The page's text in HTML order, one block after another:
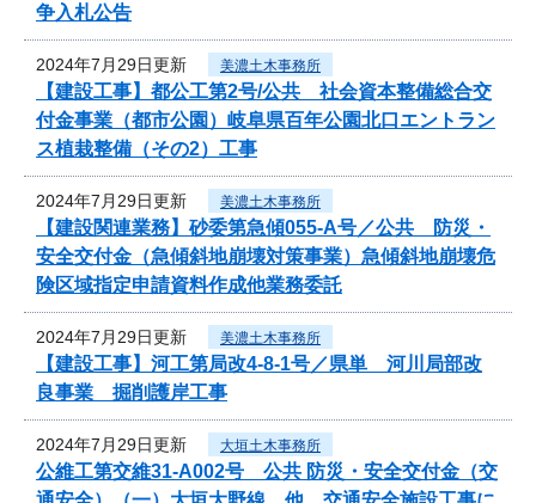
争入札公告
2024年7月29日更新 美濃土木事務所
【建設工事】都公工第2号/公共 社会資本整備総合交
付金事業（都市公園）岐阜県百年公園北口エントラン
ス植栽整備（その2）工事
2024年7月29日更新 美濃土木事務所
【建設関連業務】砂委第急傾055-A号／公共 防災・
安全交付金（急傾斜地崩壊対策事業）急傾斜地崩壊危
険区域指定申請資料作成他業務委託
2024年7月29日更新 美濃土木事務所
【建設工事】河工第局改4-8-1号／県単 河川局部改
良事業 掘削護岸工事
2024年7月29日更新 大垣土木事務所
公維工第交維31-A002号 公共 防災・安全交付金（交